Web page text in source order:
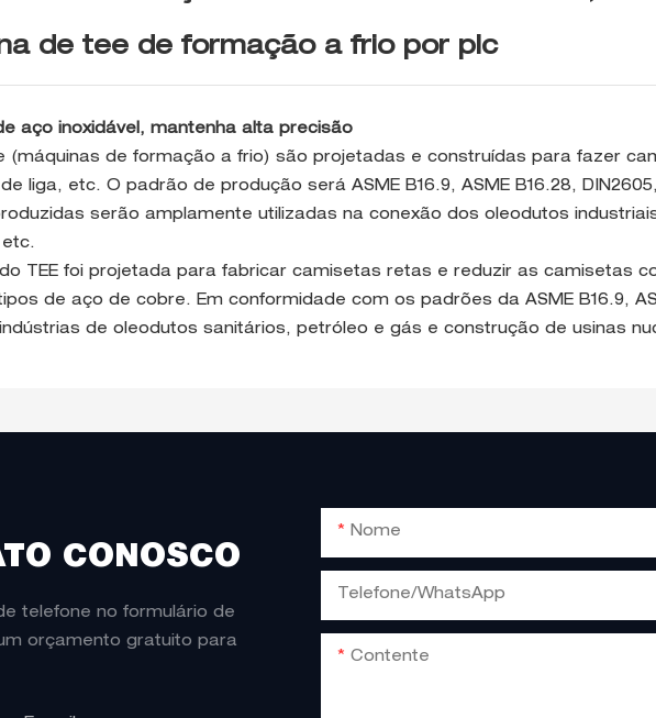
de tee de formação a frio por plc
aço inoxidável, mantenha alta precisão
(máquinas de formação a frio) são projetadas e construídas para fazer
liga, etc. O padrão de produção será ASME B16.9, ASME B16.28,
serão amplamente utilizadas na conexão dos oleodutos
etc.
TEE foi projetada para fabricar camisetas retas e reduzir as camisetas
de aço de cobre. Em conformidade com os padrões da ASME B16.9,
de oleodutos sanitários, petróleo e gás e construção de usinas
CONOSCO
telefone no formulário de
orçamento gratuito para
Nome
Telefone/WhatsApp
Contente